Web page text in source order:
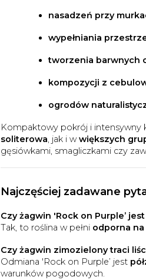
nasadzeń przy
wypełniania
tworzenia barwnych
kompozycji z
ogrodów
Kompaktowy pokrój i intensywny
soliterowa, jak i wwiększych
gęsiówkami, smagliczkami czy
Najczęściej zadawane
Czy żagwin 'Rock on Purple’
Tak, to roślina w pełni odporna
Czy żagwin zimozielony traci
Odmiana 'Rock on Purple’ jest
warunków pogodowych.